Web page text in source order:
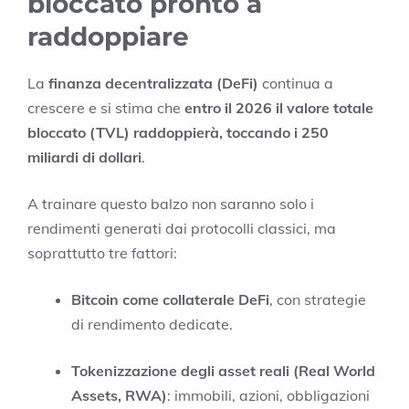
raddoppiare
La finanza decentralizzata (DeFi) continua a
crescere e si stima che entro il 2026 il valore totale
bloccato (TVL) raddoppierà, toccando i 250
miliardi di dollari.
A trainare questo balzo non saranno solo i
rendimenti generati dai protocolli classici, ma
soprattutto tre fattori:
Bitcoin come collaterale DeFi, con strategie
di rendimento dedicate.
Tokenizzazione degli asset reali (Real World
Assets, RWA): immobili, azioni, obbligazioni